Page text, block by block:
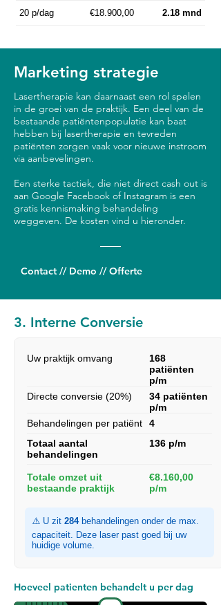
20 p/dag €18.900,00 2.18 mnd
Marketing strategie
Lasertherapie kan daarnaast een rol spelen
in de groei van de praktijk. Een deel van de
bestaande patiëntenpopulatie kan baat
hebben bij lasertherapie en tevreden
patiënten zorgen vaak voor nieuwe instroom
via aanbevelingen.
Een sterke tactiek, die niet direct cash out is
aan Google Facebook of Instagram is een
gratis kennismaking behandeling
weggeven. De kosten vind u hieronder.
Contact // Demo // Offerte
3. Interne Conversie
Uw praktijk omvang
168
patiënten
p/m
Directe conversie (20%)
34 patiënten
p/m
Behandelingen per patiënt
4
Totaal aantal
behandelingen
136 p/m
Totale omzet uit
bestaande praktijk
€8.160,00
p/m
⚠️ U zit 284behandelingen onder de max.
capaciteit. Deze laser past goed bij uw
huidige volume.
Hoeveel patienten behandelt u per dag